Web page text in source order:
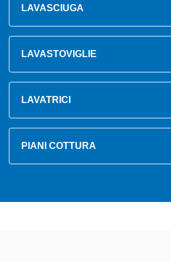
LAVASCIUGA
LAVASTOVIGLIE
LAVATRICI
PIANI COTTURA